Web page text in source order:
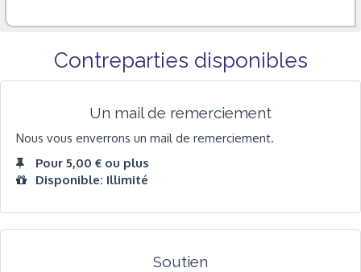
Contreparties disponibles
Un mail de remerciement
Nous vous enverrons un mail de remerciement.
Pour 5,00 € ou plus
Disponible: Illimité
Soutien